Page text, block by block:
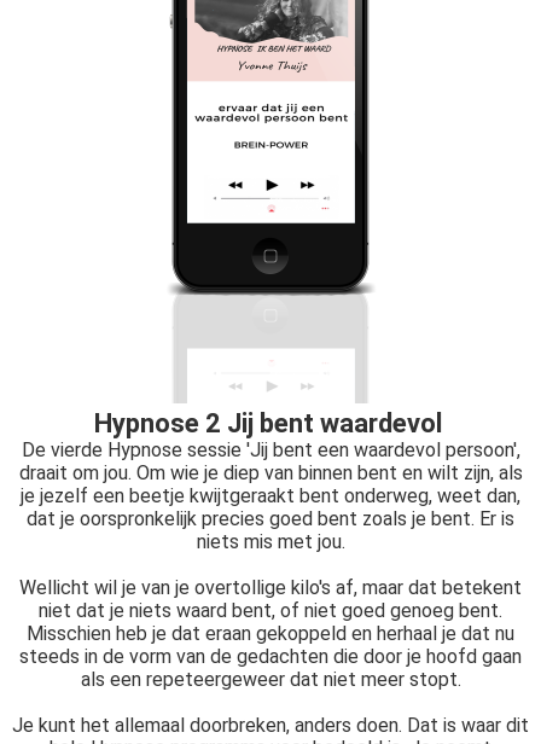
Hypnose 2 Jij bent waardevol
De vierde Hypnose sessie 'Jij bent een waardevol persoon',
draait om jou. Om wie je diep van binnen bent en wilt zijn, als
je jezelf een beetje kwijtgeraakt bent onderweg, weet dan,
dat je oorspronkelijk precies goed bent zoals je bent. Er is
niets mis met jou.
Wellicht wil je van je overtollige kilo's af, maar dat betekent
niet dat je niets waard bent, of niet goed genoeg bent.
Misschien heb je dat eraan gekoppeld en herhaal je dat nu
steeds in de vorm van de gedachten die door je hoofd gaan
als een repeteergeweer dat niet meer stopt.
Je kunt het allemaal doorbreken, anders doen. Dat is waar dit